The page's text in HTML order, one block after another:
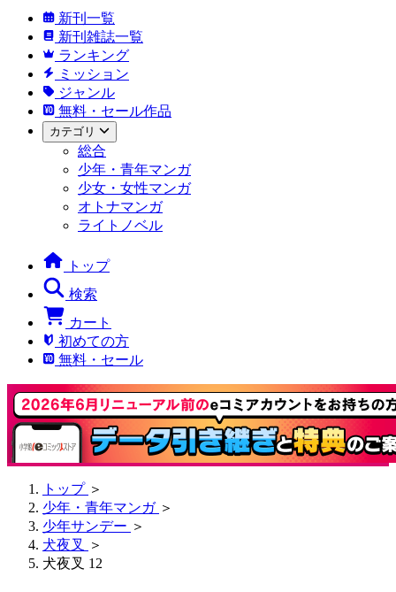
新刊一覧
新刊雑誌一覧
ランキング
ミッション
ジャンル
無料・セール作品
カテゴリ
総合
少年・青年マンガ
少女・女性マンガ
オトナマンガ
ライトノベル
トップ
検索
カート
初めての方
無料・セール
トップ ＞
少年・青年マンガ ＞
少年サンデー ＞
犬夜叉
＞
犬夜叉 12